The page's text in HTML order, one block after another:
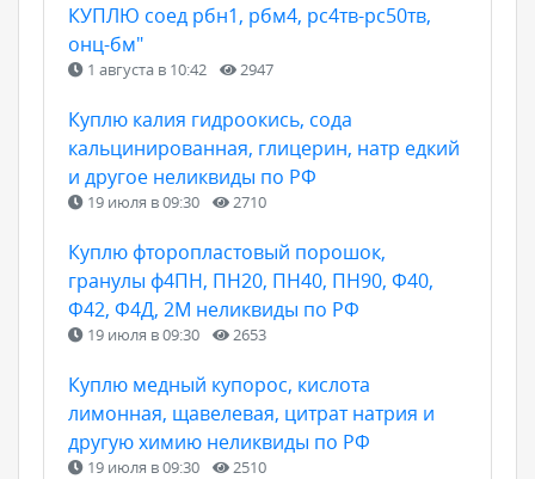
КУПЛЮ соед рбн1, рбм4, рс4тв-рс50тв,
онц-бм"
1 августа в 10:42 2947
Куплю калия гидроокись, сода
кальцинированная, глицерин, натр едкий
и другое неликвиды по РФ
19 июля в 09:30 2710
Куплю фторопластовый порошок,
гранулы ф4ПН, ПН20, ПН40, ПН90, Ф40,
Ф42, Ф4Д, 2М неликвиды по РФ
19 июля в 09:30 2653
Куплю медный купорос, кислота
лимонная, щавелевая, цитрат натрия и
другую химию неликвиды по РФ
19 июля в 09:30 2510